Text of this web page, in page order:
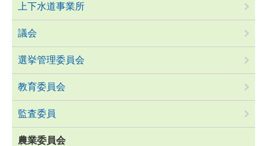
上下水道事業所
議会
選挙管理委員会
教育委員会
監査委員
農業委員会